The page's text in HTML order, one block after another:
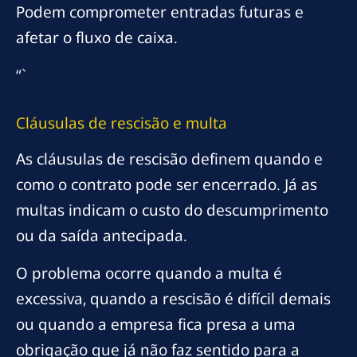
Podem comprometer entradas futuras e
afetar o fluxo de caixa.
“`
Cláusulas de rescisão e multa
As cláusulas de rescisão definem quando e
como o contrato pode ser encerrado. Já as
multas indicam o custo do descumprimento
ou da saída antecipada.
O problema ocorre quando a multa é
excessiva, quando a rescisão é difícil demais
ou quando a empresa fica presa a uma
obrigação que já não faz sentido para a